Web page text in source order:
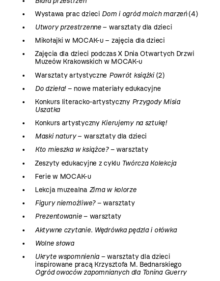
Wystawa prac dzieci Dom i ogród moich marzeń(4)
Utwory przestrzenne– warsztaty dla dzieci
Mikołajki w MOCAK-u – zajęcia dla dzieci
Zajęcia dla dzieci podczas X Dnia Otwartych Drzwi
Muzeów Krakowskich w MOCAK-u
Warsztaty artystyczne Powrót książki(2)
Do dzieła!– nowe materiały edukacyjne
Konkurs literacko-artystyczny Przygody Misia
Uszatka
Konkurs artystyczny Kierujemy na sztukę!
Maski natury– warsztaty dla dzieci
Kto mieszka w książce?– warsztaty
Zeszyty edukacyjne z cyklu Twórcza Kolekcja
Ferie w MOCAK-u
Lekcja muzealna Zima w kolorze
Figury niemożliwe?– warsztaty
Prezentowanie– warsztaty
Aktywne czytanie. Wędrówka pędzla i ołówka
Wolne słowa
Ukryte wspomnienia– warsztaty dla dzieci
inspirowane pracą Krzysztofa M. Bednarskiego
Ogród owoców zapomnianych dla Tonina Guerry